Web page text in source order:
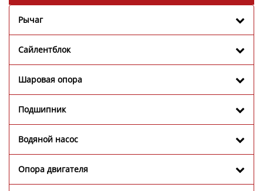
Рычаг
Сайлентблок
Шаровая опора
Подшипник
Водяной насос
Опора двигателя